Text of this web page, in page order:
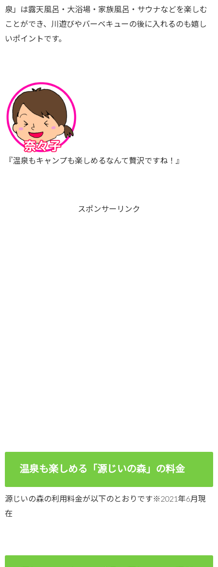
泉」は露天風呂・大浴場・家族風呂・サウナなどを楽しむ
ことができ、川遊びやバーベキューの後に入れるのも嬉し
いポイントです。
『温泉もキャンプも楽しめるなんて贅沢ですね！』
スポンサーリンク
温泉も楽しめる「源じいの森」の料金
源じいの森の利用料金が以下のとおりです※2021年6月現
在